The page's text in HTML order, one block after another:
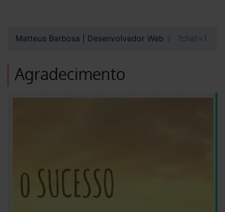
Matteus Barbosa | Desenvolvedor Web ?chat=1
Agradecimento